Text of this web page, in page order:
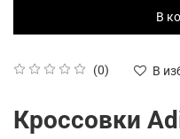
(0) В
В
Кроссовки